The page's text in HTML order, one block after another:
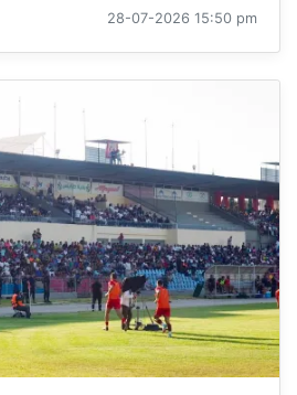
28-07-2026 15:50 pm